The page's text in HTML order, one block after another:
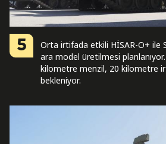
5
Orta irtifada etkili HİSAR-O+ ile
ara model üretilmesi
kilometre menzil, 20 kilometre
bekleniyor.